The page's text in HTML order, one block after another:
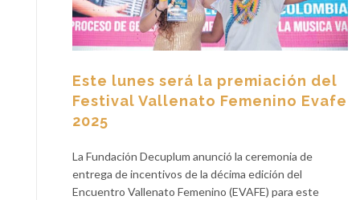
Este lunes será la premiación del
Festival Vallenato Femenino Evafe
2025
La Fundación Decuplum anunció la ceremonia de
entrega de incentivos de la décima edición del
Encuentro Vallenato Femenino (EVAFE) para este